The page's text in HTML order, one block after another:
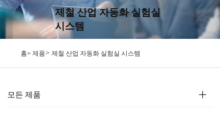
제철 산업 자동화 실험실
시스템
홈> 제품> 제철 산업 자동화 실험실 시스템
모든 제품